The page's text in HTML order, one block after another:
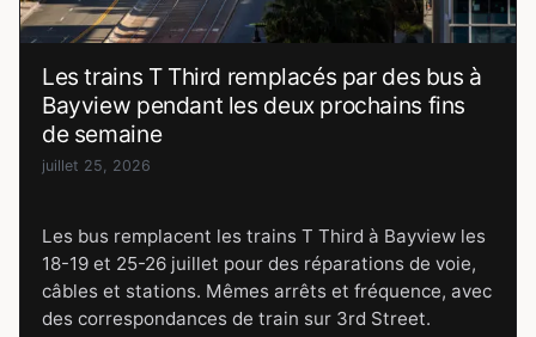
Les trains T Third remplacés par des bus à
Bayview pendant les deux prochains fins
de semaine
juillet 25, 2026
Les bus remplacent les trains T Third à Bayview les
18-19 et 25-26 juillet pour des réparations de voie,
câbles et stations. Mêmes arrêts et fréquence, avec
des correspondances de train sur 3rd Street.